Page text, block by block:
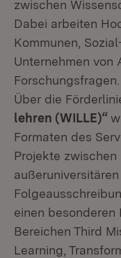
zwischen
Dabei arbeiten
Kommunen,
Unternehmen von
Forschungsfragen.
Über die
lehren (WILLE)“
Formaten des
Projekte
einen besonderen
Bereichen Third
Learning,